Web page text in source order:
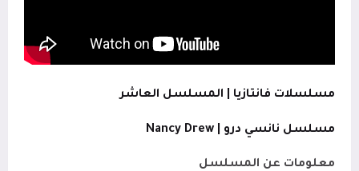
مسلسلات فانتازيا | المسلسل العاشر
مسلسل نانسي درو | Nancy Drew
معلومات عن المسلسل